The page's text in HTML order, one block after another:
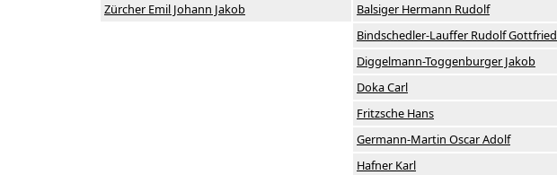
Zürcher Emil Johann Jakob
Balsiger Hermann Rudolf
Bindschedler-Lauffer Rudolf Gottfried
Diggelmann-Toggenburger Jakob
Doka Carl
Fritzsche Hans
Germann-Martin Oscar Adolf
Hafner Karl